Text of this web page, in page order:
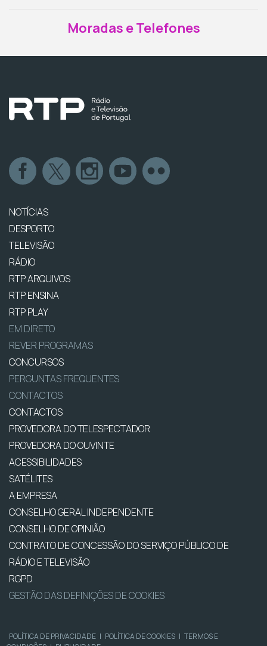
Moradas e Telefones
NOTÍCIAS
DESPORTO
TELEVISÃO
RÁDIO
RTP ARQUIVOS
RTP ENSINA
RTP PLAY
EM DIRETO
REVER PROGRAMAS
CONCURSOS
PERGUNTAS FREQUENTES
CONTACTOS
CONTACTOS
PROVEDORA DO TELESPECTADOR
PROVEDORA DO OUVINTE
ACESSIBILIDADES
SATÉLITES
A EMPRESA
CONSELHO GERAL INDEPENDENTE
CONSELHO DE OPINIÃO
CONTRATO DE CONCESSÃO DO SERVIÇO PÚBLICO DE
RÁDIO E TELEVISÃO
RGPD
GESTÃO DAS DEFINIÇÕES DE COOKIES
POLÍTICA DE PRIVACIDADE | POLÍTICA DE COOKIES | TERMOS E